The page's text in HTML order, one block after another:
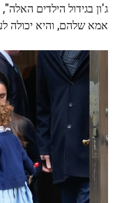
ג'ון בגידול הילדים
אמא שלהם, והיא יכולה